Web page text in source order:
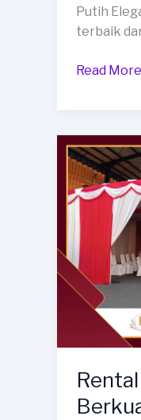
Putih
terbaik
Rental
Putih
Elegant
Read